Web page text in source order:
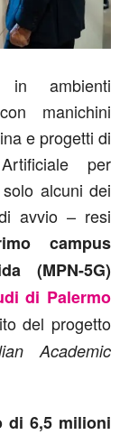
in ambienti
manichini
e progetti di
per
alcuni dei
avvio – resi
campus
(MPN-5G)
di Palermo
del progetto
Academic
di 6,5 milioni